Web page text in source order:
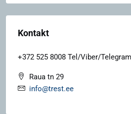
Kontakt
+372 525 8008 Tel/Viber/
Raua tn 29
info@trest.ee